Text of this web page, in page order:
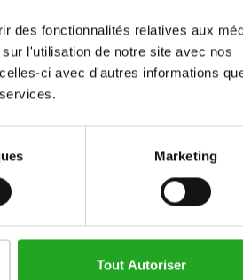
des fonctionnalités relatives aux
l'utilisation de notre site avec nos
ci avec d'autres informations
Marketing
Tout Autoriser